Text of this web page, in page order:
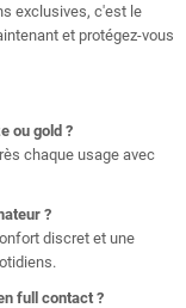
exclusives, c'est le
et protégez-vous
ou gold ?
chaque usage avec
?
discret et une
full contact ?